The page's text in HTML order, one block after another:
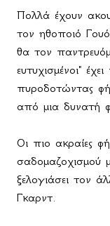
Πολλά έχουν
τον ηθοποιό
θα τον
ευτυχισμένοι"
πυροδοτώντας
από μια δυνατή
Οι πιο ακραίες
σαδομαζοχισμού
ξελογιάσει τον
Γκαρντ.